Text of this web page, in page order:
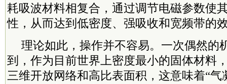
耗吸波材料相复合，通过调节电磁参数使
性，从而达到低密度、强吸收和宽频带的
理论如此，操作并不容易。一次偶然的
到，作为目前世界上密度最小的固体材料
三维开放网络和高比表面积，这意味着“